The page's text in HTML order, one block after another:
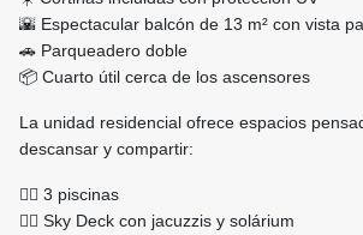
🌇 Espectacular balcón de 13 m² con vista
🚗 Parqueadero doble
📦 Cuarto útil cerca de los ascensores
La unidad residencial ofrece espacios
descansar y compartir:
🏊‍♂️ 3 piscinas
💆‍♂️ Sky Deck con jacuzzis y solárium